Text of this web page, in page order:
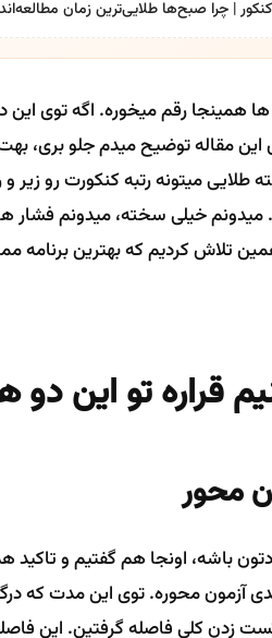
| چرا صبح‌ها طلایی‌ترین زمان
همینجا رقم میخوره. اگه توی
مقاله توضیح میدم جلو بری،
میتونه رتبه کنکورت رو زیر و
خیلی سخته، میدونم فشار ها
تلاش کردیم که بهترین برنامه
قراره تو این دو
محور
باشه، اونجا هم گفتیم و
آزمون محوره. توی این مدت که
زدن کلی فاصله گرفتین. این